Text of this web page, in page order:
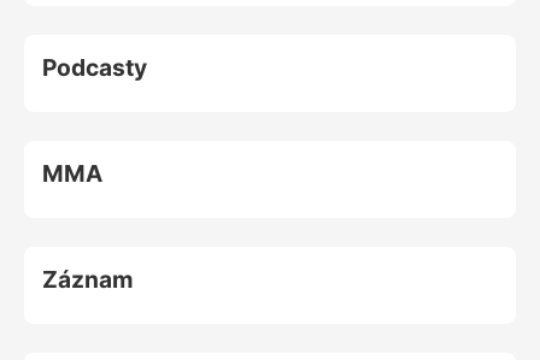
Podcasty
MMA
Záznam